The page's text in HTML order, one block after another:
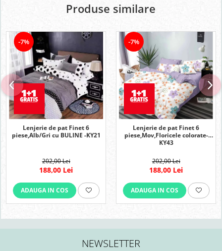
Produse similare
-7%
Lenjerie de pat Finet 6
piese,Alb/Gri cu BULINE -KY21
202,00 Lei
188,00 Lei
ADAUGA IN COS
-7%
Lenjerie de pat Finet 6
piese,Mov,Floricele colorate-
KY43
202,00 Lei
188,00 Lei
ADAUGA IN COS
NEWSLETTER